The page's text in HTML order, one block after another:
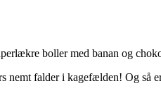
boller med banan og
falder i kagefælden! Og så